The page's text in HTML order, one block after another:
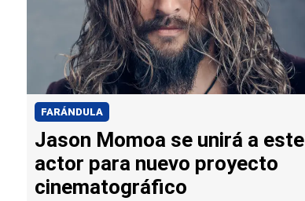
FARÁNDULA
Jason Momoa se unirá a este
actor para nuevo proyecto
cinematográfico